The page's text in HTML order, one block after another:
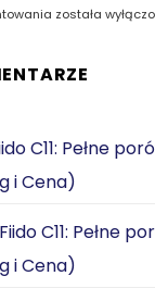
e‑rower
do
Samochód
e-
wybieram
C3
po
mieście
została
C11: Pełne
i Cena)
C11: Pełne
i Cena)